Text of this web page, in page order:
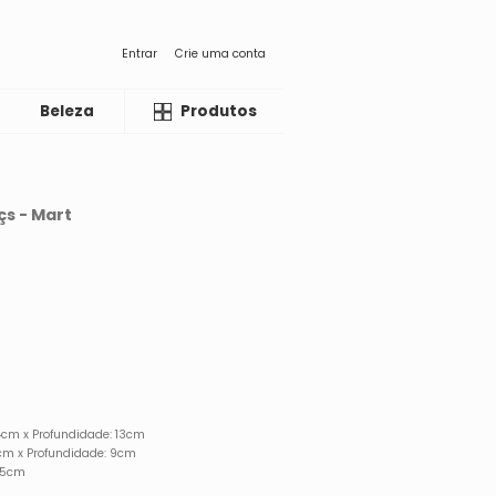
Entrar Crie uma conta
Beleza LiquidaProdutos
- Mart
x Profundidade: 13cm
x Profundidade: 9cm